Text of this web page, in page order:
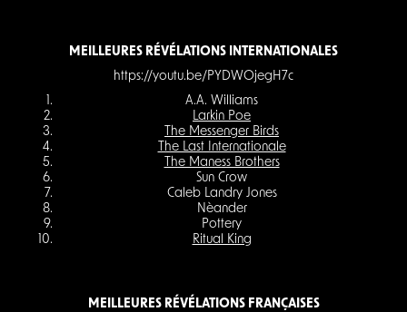
MEILLEURES RÉVÉLATIONS INTERNATIONALES
https://youtu.be/PYDWOjegH7c
A.A. Williams
Larkin Poe
The Messenger Birds
The Last Internationale
The Maness Brothers
Sun Crow
Caleb Landry Jones
Nèander
Pottery
Ritual King
MEILLEURES RÉVÉLATIONS FRANÇAISES